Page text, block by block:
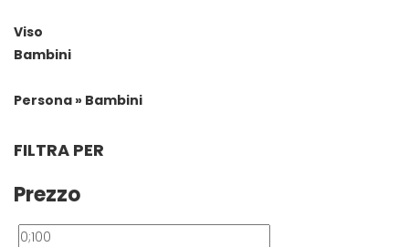
Viso
Bambini
Persona » Bambini
FILTRA PER
Prezzo